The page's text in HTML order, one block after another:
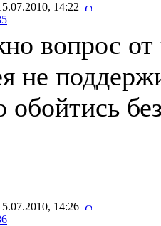
14:22
вопрос от
не
14:26